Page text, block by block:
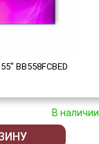
BB558FCBED
В наличии